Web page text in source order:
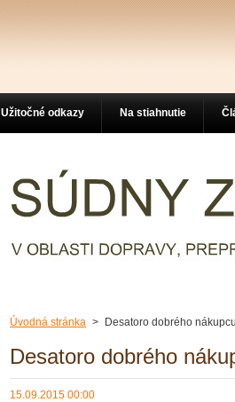
Úvodná stránka > Desatoro dobrého
Desatoro dobrého
15.09.2015 00:00
Užitočné odkazy Na stiahnutie